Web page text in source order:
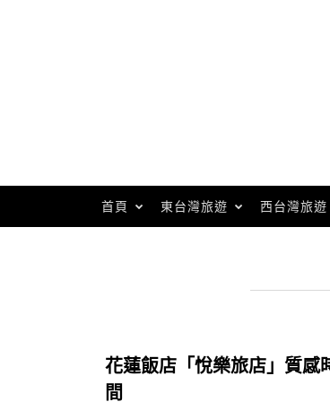
首頁 東台灣旅遊 西台灣旅遊
花蓮飯店「悅樂旅店」質感
間